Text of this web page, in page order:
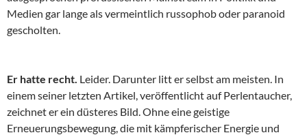
Medien gar lange als vermeintlich russophob oder paranoid
gescholten.
Er hatte recht. Leider. Darunter litt er selbst am meisten. In
einem seiner letzten Artikel, veröffentlicht auf Perlentaucher,
zeichnet er ein düsteres Bild. Ohne eine geistige
Erneuerungsbewegung, die mit kämpferischer Energie und